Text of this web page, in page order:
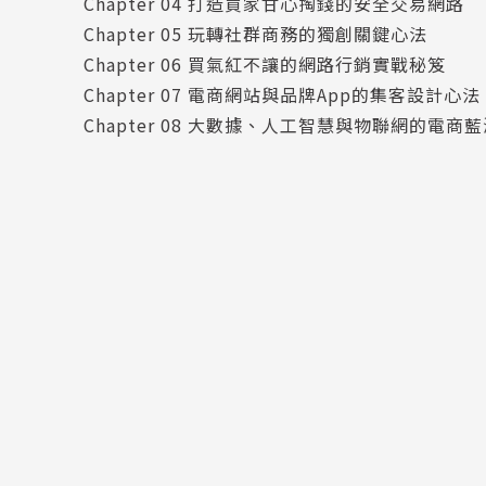
Chapter 05 玩轉社群商務的獨創關鍵心法
Chapter 06 買氣紅不讓的網路行銷實戰秘笈
Chapter 07 電商網站與品牌App的集客設計心法
Chapter 08 大數據、人工智慧與物聯網的電商藍